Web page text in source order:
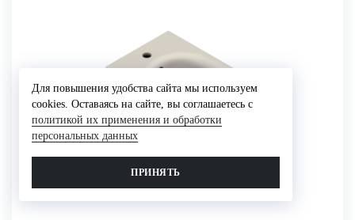
Для повышения удобства сайта мы используем
cookies. Оставаясь на сайте, вы соглашаетесь с
политикой их применения и обработки
персональных данных
ПРИНЯТЬ